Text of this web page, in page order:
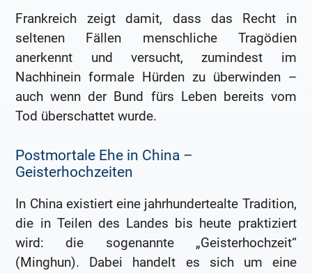
Frankreich zeigt damit, dass das Recht in
seltenen Fällen menschliche Tragödien
anerkennt und versucht, zumindest im
Nachhinein formale Hürden zu überwinden –
auch wenn der Bund fürs Leben bereits vom
Tod überschattet wurde.
Postmortale Ehe in China –
Geisterhochzeiten
In China existiert eine jahrhundertealte Tradition,
die in Teilen des Landes bis heute praktiziert
wird: die sogenannte „Geisterhochzeit“
(Minghun). Dabei handelt es sich um eine